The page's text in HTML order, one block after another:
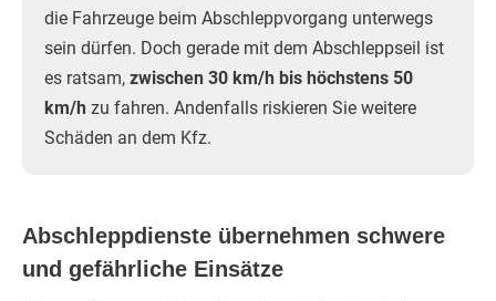
die Fahrzeuge beim Abschleppvorgang unterwegs
sein dürfen. Doch gerade mit dem Abschleppseil ist
es ratsam, zwischen 30 km/h bis höchstens 50
km/h zu fahren. Andenfalls riskieren Sie weitere
Schäden an dem Kfz.
Abschleppdienste übernehmen schwere
und gefährliche Einsätze